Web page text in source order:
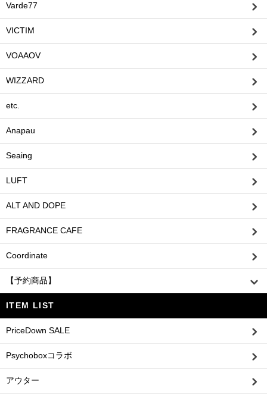
Varde77
VICTIM
VOAAOV
WIZZARD
etc.
Anapau
Seaing
LUFT
ALT AND DOPE
FRAGRANCE CAFE
Coordinate
【予約商品】
ITEM LIST
PriceDown SALE
Psychoboxコラボ
アウター